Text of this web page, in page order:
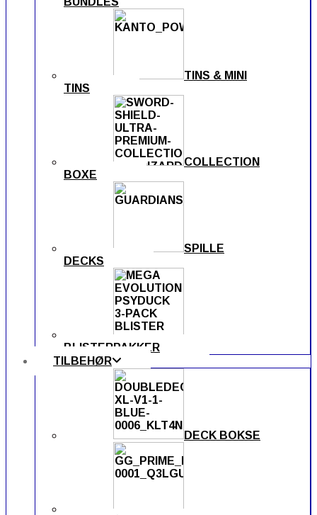
TINS & MINI
TINS
COLLECTION
BOXE
SPILLE
DECKS
BLISTERPAKKER
TILBEHØR
DECK BOKSE